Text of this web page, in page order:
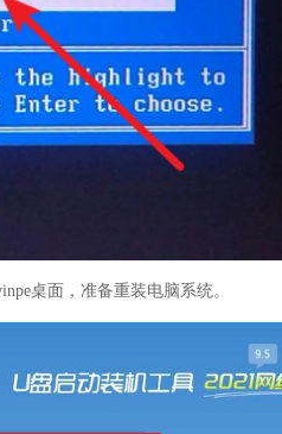
桌面，准备重装电脑系统。